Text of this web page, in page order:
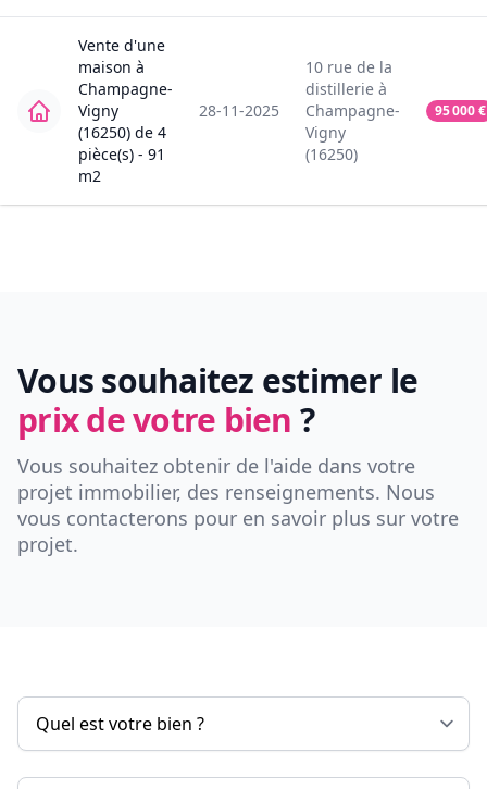
Vente d'une
maison à
Champagne-
Vigny
(16250) de 4
pièce(s) - 91
m2
28-11-2025
10 rue de la
distillerie à
Champagne-
Vigny
(16250)
95 000€
Vous souhaitez estimer le
prix de votre bien ?
Vous souhaitez obtenir de l'aide dans votre
projet immobilier, des renseignements. Nous
vous contacterons pour en savoir plus sur votre
projet.